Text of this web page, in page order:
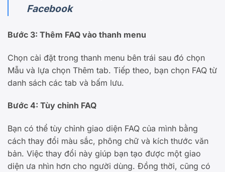
Facebook
Bước 3: Thêm FAQ vào thanh menu
Chọn cài đặt trong thanh menu bên trái sau đó chọn
Mẫu và lựa chọn Thêm tab. Tiếp theo, bạn chọn FAQ từ
danh sách các tab và bấm lưu.
Bước 4: Tùy chỉnh FAQ
Bạn có thể tùy chỉnh giao diện FAQ của mình bằng
cách thay đổi màu sắc, phông chữ và kích thước văn
bản. Việc thay đổi này giúp bạn tạo được một giao
diện ưa nhìn hơn cho người dùng. Đồng thời, cũng có